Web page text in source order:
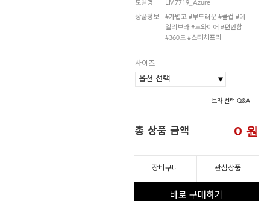
모델명 LM7719_Azure
상품정보
#가볍고 #부드러운 #풀컵 #데
일리브라 #노와이어 #편안함
#360도 #스티치프리
사이즈
브라 선택 Q&A
총 상품 금액 0 원
장바구니 관심상품
바로 구매하기